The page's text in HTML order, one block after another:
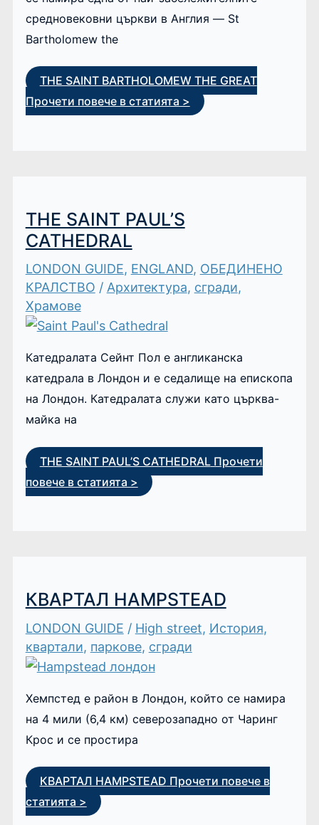
средновековни църкви в Англия — St
Bartholomew the
THE SAINT BARTHOLOMEW THE GREAT
Прочети повече в статията >
THE SAINT PAUL’S
CATHEDRAL
LONDON GUIDE, ENGLAND, ОБЕДИНЕНО
КРАЛСТВО / Архитектура, сгради,
Храмове
Катедралата Сейнт Пол е англиканска
катедрала в Лондон и е седалище на епископа
на Лондон. Катедралата служи като църква-
майка на
THE SAINT PAUL’S CATHEDRALПрочети
повече в статията >
КВАРТАЛ HAMPSTEAD
LONDON GUIDE / High street, История,
квартали, паркове, сгради
Хемпстед е район в Лондон, който се намира
на 4 мили (6,4 км) северозападно от Чаринг
Крос и се простира
КВАРТАЛ HAMPSTEAD Прочети повече в
статията >